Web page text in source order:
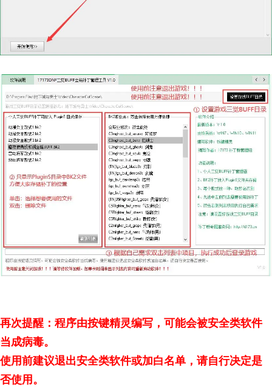
再次提醒：程序由按键精灵编写，可能会被安全类软件
当成病毒。
使用前建议退出安全类软件或加白名单，请自行决定是
否使用。